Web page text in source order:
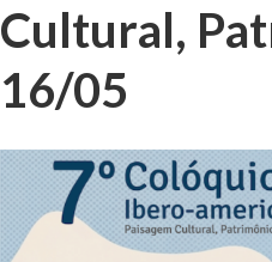
Cultural,
16/05